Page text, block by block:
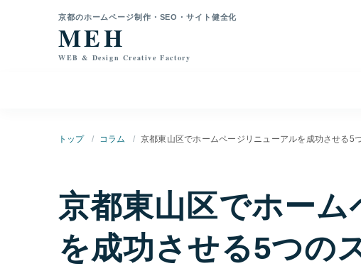
京都のホームページ制作・SEO・サイト健全化
MEH
WEB & Design Creative Factory
トップ コラム 京都東山区でホームページリニューアルを成功させる5
京都東山区でホー
を成功させる5つの